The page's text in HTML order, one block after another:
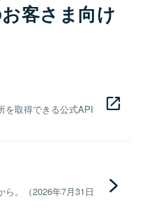
客さま向け
を取得できる公式API
。（2026年7月31日